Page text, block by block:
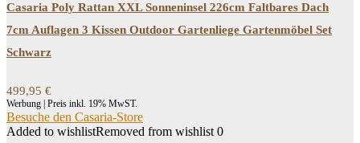
Casaria Poly Rattan XXL Sonneninsel 226cm Faltbares Dach
7cm Auflagen 3 Kissen Outdoor Gartenliege Gartenmöbel Set
Schwarz
499,95 €
Werbung | Preis inkl. 19% MwST.
Besuche den Casaria-Store
Added to wishlistRemoved from wishlist 0